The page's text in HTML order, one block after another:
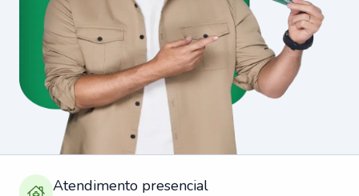
Atendimento presencial